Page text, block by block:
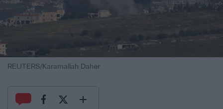
REUTERS/Karamallah Daher